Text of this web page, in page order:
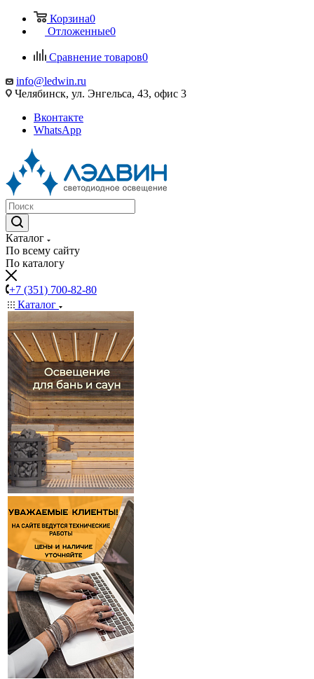
Корзина0
Отложенные0
Сравнение товаров0
info@ledwin.ru
Челябинск, ул. Энгельса, 43, офис 3
Вконтакте
WhatsApp
Каталог
По всему сайту
По каталогу
+7 (351) 700-82-80
Каталог